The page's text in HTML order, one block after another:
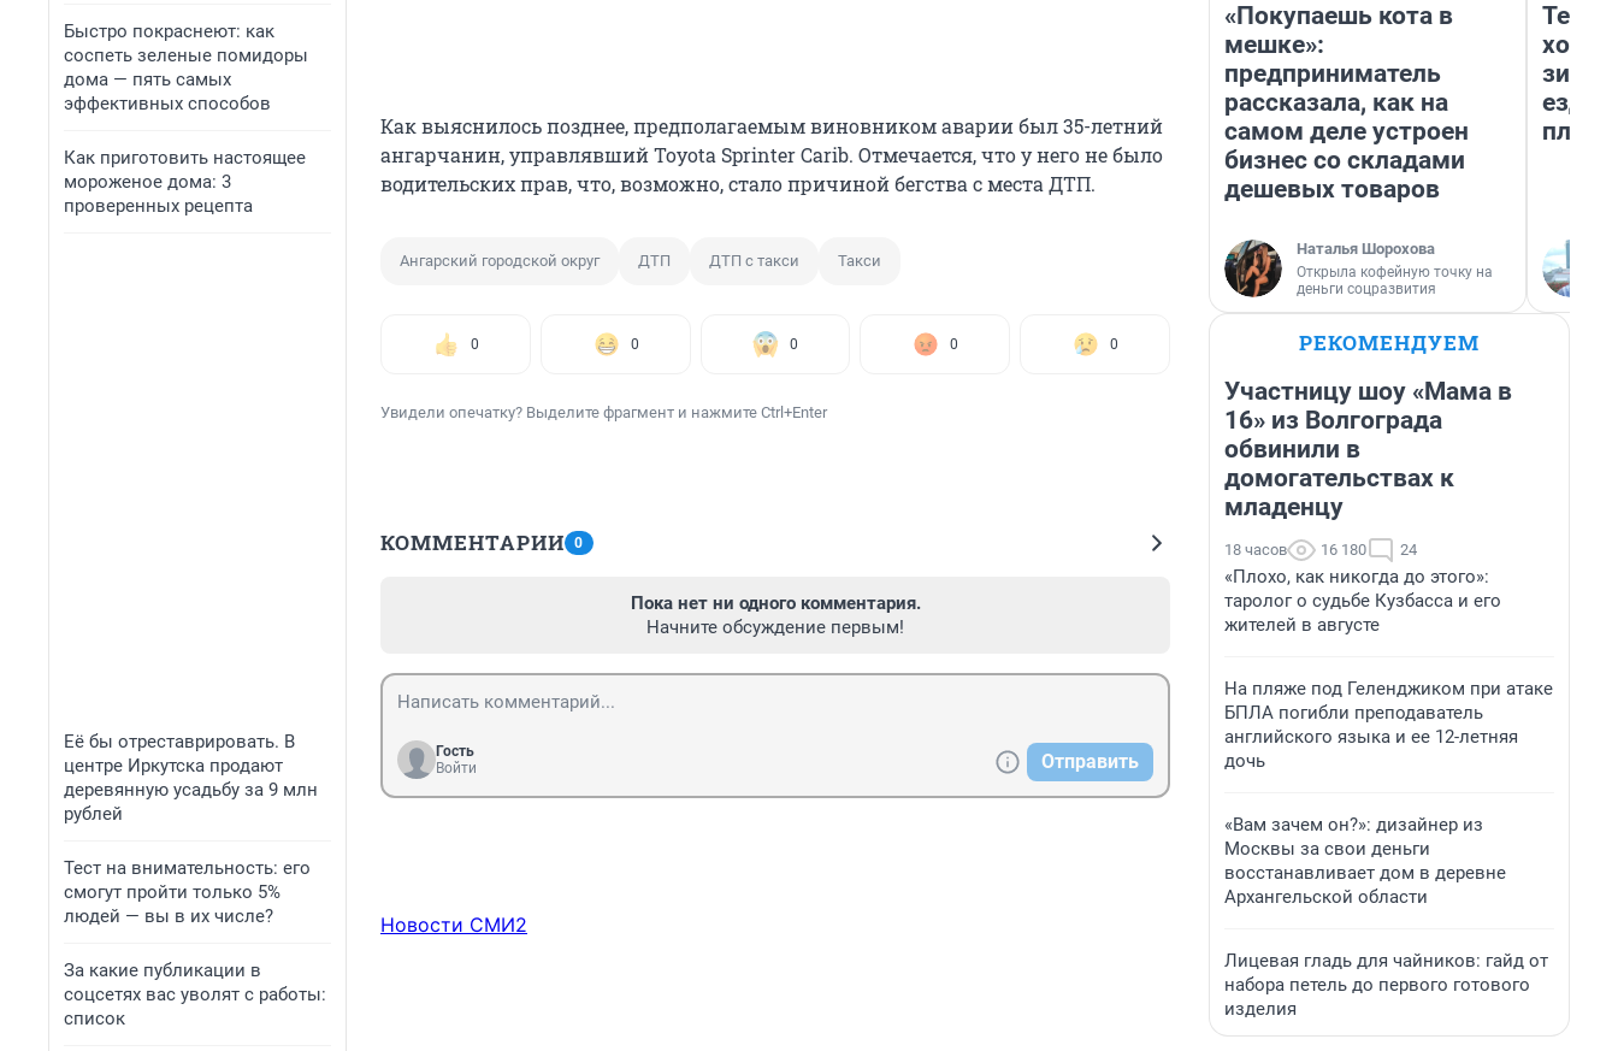
Быстро покраснеют: как
соспеть зеленые помидоры
дома — пять самых
эффективных способов
Как приготовить настоящее
мороженое дома: 3
проверенных рецепта
Её бы отреставрировать. В
центре Иркутска продают
деревянную усадьбу за 9 млн
рублей
Тест на внимательность: его
смогут пройти только 5%
людей — вы в их числе?
За какие публикации в
соцсетях вас уволят с работы:
список
Как выяснилось позднее, предполагаемым виновником аварии был 35-летний
ангарчанин, управлявший Toyota Sprinter Carib. Отмечается, что у него не было
водительских прав, что, возможно, стало причиной бегства с места ДТП.
Ангарский городской округ ДТП ДТП с такси Такси
0 0 0 0 0
Увидели опечатку? Выделите фрагмент и нажмите Ctrl+Enter
КОММЕНТАРИИ 0
Пока нет ни одного комментария.
Начните обсуждение первым!
Гость
Войти
Отправить
Новости СМИ2
«Покупаешь кота в
мешке»:
предприниматель
рассказала, как на
самом деле устроен
бизнес со складами
дешевых товаров
Наталья Шорохова
Открыла кофейную точку на
деньги соцразвития
ездит
РЕКОМЕНДУЕМ
Участницу шоу «Мама в
16» из Волгограда
обвинили в
домогательствах к
младенцу
18 часов 16 180 24
«Плохо, как никогда до этого»:
таролог о судьбе Кузбасса и его
жителей в августе
На пляже под Геленджиком при атаке
БПЛА погибли преподаватель
английского языка и ее 12-летняя
дочь
«Вам зачем он?»: дизайнер из
Москвы за свои деньги
восстанавливает дом в деревне
Архангельской области
Лицевая гладь для чайников: гайд от
набора петель до первого готового
изделия